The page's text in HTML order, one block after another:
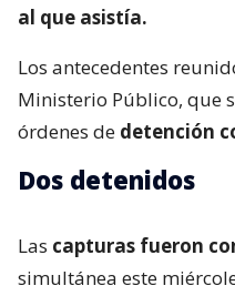
al que asistía.
Los antecedentes
Ministerio Público, que
órdenes de detención
Dos detenidos
Las capturas fueron
simultánea este